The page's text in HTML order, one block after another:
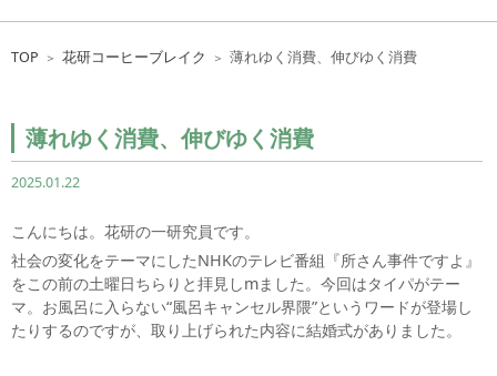
TOP ＞ 花研コーヒーブレイク ＞ 薄れゆく消費、伸びゆく消費
薄れゆく消費、伸びゆく消費
2025.01.22
こんにちは。花研の一研究員です。
社会の変化をテーマにしたNHKのテレビ番組『所さん事件ですよ』
をこの前の土曜日ちらりと拝見しmました。今回はタイパがテー
マ。お風呂に入らない“風呂キャンセル界隈”というワードが登場し
たりするのですが、取り上げられた内容に結婚式がありました。